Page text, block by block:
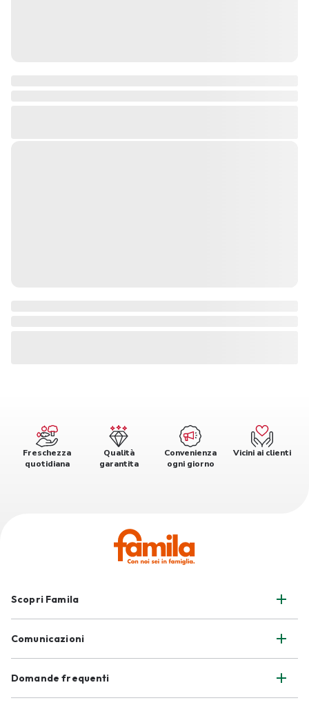
Freschezza
quotidiana
Qualità
garantita
Convenienza
ogni giorno
Vicini ai clienti
Scopri Famila
Comunicazioni
Domande frequenti